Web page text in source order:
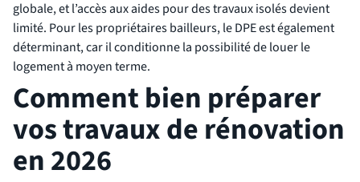
globale, et l’accès aux aides pour des travaux isolés devient
limité. Pour les propriétaires bailleurs, le DPE est également
déterminant, car il conditionne la possibilité de louer le
logement à moyen terme.
Comment bien préparer
vos travaux de rénovation
en 2026